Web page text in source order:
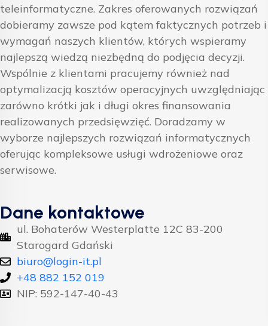
teleinformatyczne. Zakres oferowanych rozwiązań
dobieramy zawsze pod kątem faktycznych potrzeb i
wymagań naszych klientów, których wspieramy
najlepszą wiedzą niezbędną do podjęcia decyzji.
Wspólnie z klientami pracujemy również nad
optymalizacją kosztów operacyjnych uwzględniając
zarówno krótki jak i długi okres finansowania
realizowanych przedsięwzięć. Doradzamy w
wyborze najlepszych rozwiązań informatycznych
oferując kompleksowe usługi wdrożeniowe oraz
serwisowe.
Dane kontaktowe
ul. Bohaterów Westerplatte 12C 83-200
Starogard Gdański
biuro@login-it.pl
+48 882 152 019
NIP: 592-147-40-43